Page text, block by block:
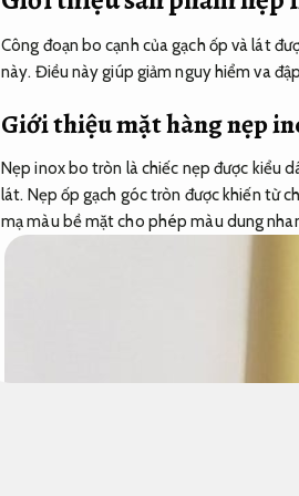
Công đoạn bo cạnh của gạch ốp và lát
này. Điều này giúp giảm nguy hiểm va
Giới thiệu mặt hàng nẹp
Nẹp inox bo tròn là chiếc nẹp được kiểu
lát. Nẹp ốp gạch góc tròn được khiến từ
mạ màu bề mặt cho phép màu dung